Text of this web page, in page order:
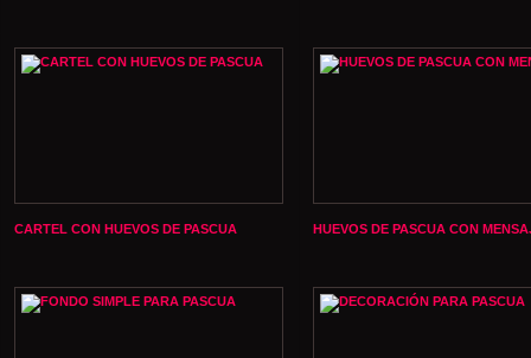
CARTEL CON HUEVOS DE PASCUA HUEVOS DE PASCUA CON